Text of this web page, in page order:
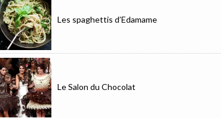
Les spaghettis d’Edamame
Le Salon du Chocolat